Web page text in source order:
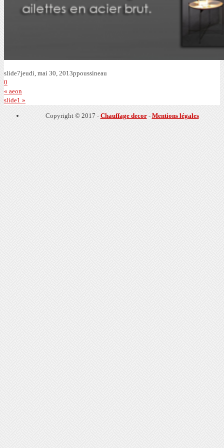
slide7jeudi, mai 30, 2013ppoussineau
0
« aeon
slide1 »
Copyright © 2017 - Chauffage decor- Mentions légales